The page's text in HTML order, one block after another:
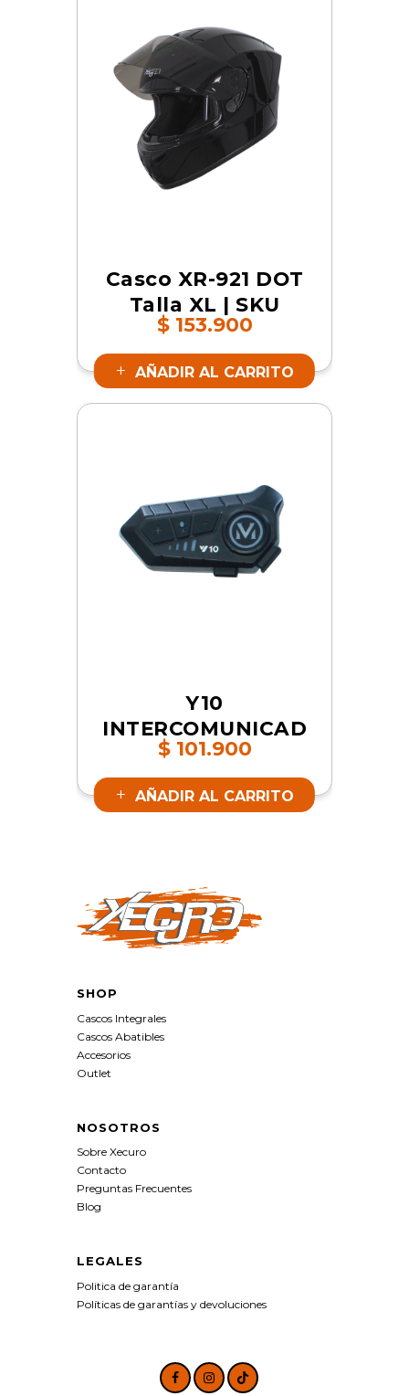
Casco XR-921 DOT
Talla XL | SKU
16853
$153.900
AÑADIR AL CARRITO
Y10
INTERCOMUNICAD
ORES | SKU 16842
$101.900
AÑADIR AL CARRITO
SHOP
Cascos Integrales
Cascos Abatibles
Accesorios
Outlet
NOSOTROS
Sobre Xecuro
Contacto
Preguntas Frecuentes
Blog
LEGALES
Politica de garantía
Políticas de garantías y devoluciones